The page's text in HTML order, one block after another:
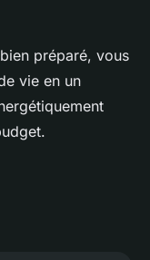
préparé, vous
vie en un